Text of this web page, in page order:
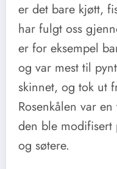
er det bare kjøtt,
har fulgt oss
er for eksempel
og var mest til
skinnet, og tok ut
Rosenkålen var
den ble
og søtere.